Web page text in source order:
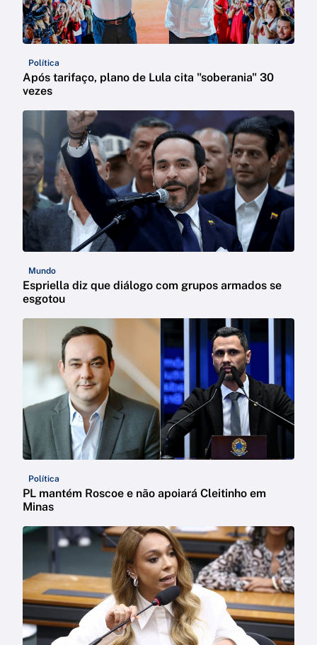
Política
Após tarifaço, plano de Lula cita "soberania" 30
vezes
Mundo
Espriella diz que diálogo com grupos armados se
esgotou
Política
PL mantém Roscoe e não apoiará Cleitinho em
Minas